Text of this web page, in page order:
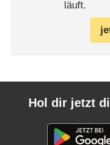
läuft.
Hol dir jetzt